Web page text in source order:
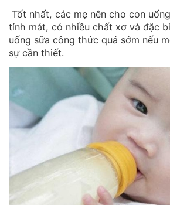
Tốt nhất, các mẹ nên cho con
tính mát, có nhiều chất xơ và đặc
uống sữa công thức quá sớm nếu
sự cần thiết.